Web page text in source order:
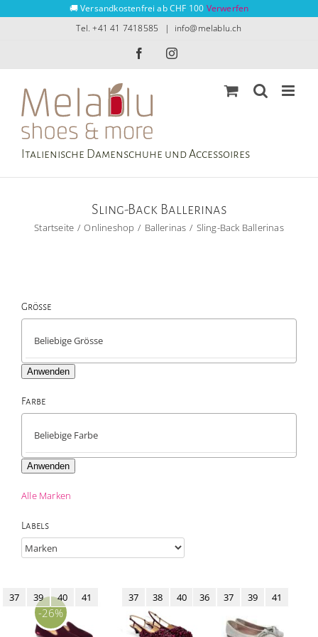
🚚 Versandkostenfrei ab CHF 100 Verwerfen
Tel. +41 41 7418585 | info@melablu.ch
FacebookInstagram
Italienische Damenschuhe und Accessoires
Sling-Back Ballerinas
Startseite Onlineshop Ballerinas Sling-Back Ballerinas
-26%
37 39 40 41 37 38 40 36 37 39 41
Grösse
Anwenden
Farbe
Anwenden
Alle Marken
Labels